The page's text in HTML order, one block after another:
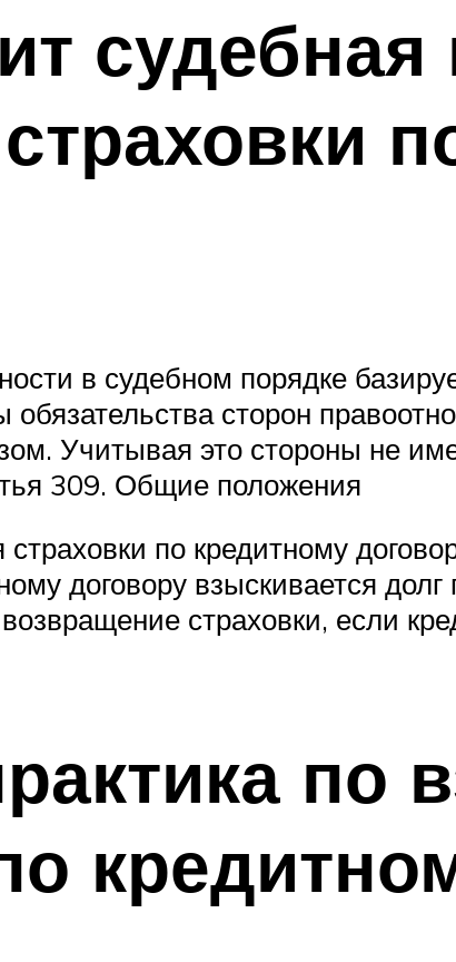
судебная
в судебном порядке
обязательства сторон
Учитывая это стороны не
309. Общие положения
по кредитному
договору взыскивается
страховки, если
по